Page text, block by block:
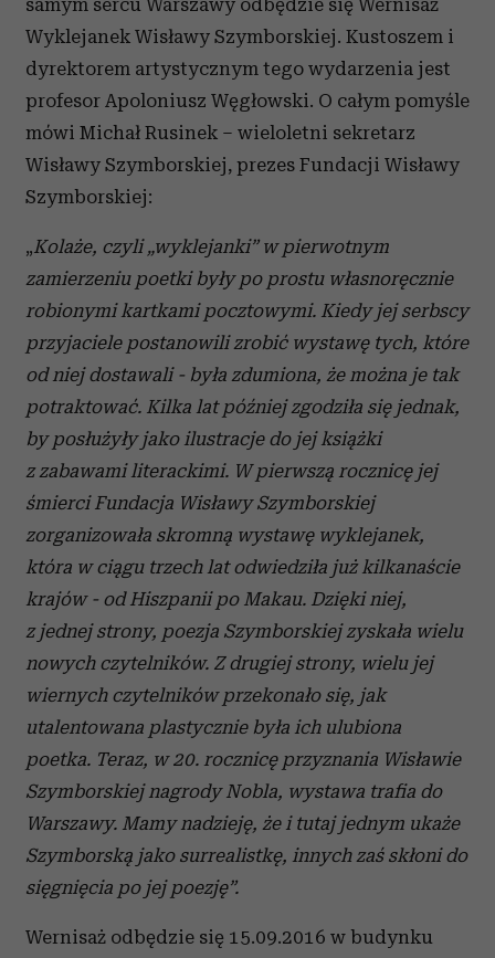
Wyklejanek Wisławy Szymborskiej. Kustoszem i
dyrektorem artystycznym tego wydarzenia jest
profesor Apoloniusz Węgłowski. O całym pomyśle
mówi Michał Rusinek – wieloletni sekretarz
Wisławy Szymborskiej, prezes Fundacji Wisławy
Szymborskiej:
„Kolaże, czyli „wyklejanki” w pierwotnym
zamierzeniu poetki były po prostu własnoręcznie
robionymi kartkami pocztowymi. Kiedy jej serbscy
przyjaciele postanowili zrobić wystawę tych, które
od niej dostawali - była zdumiona, że można je tak
potraktować. Kilka lat później zgodziła się jednak,
by posłużyły jako ilustracje do jej książki
z zabawami literackimi. W pierwszą rocznicę jej
śmierci Fundacja Wisławy Szymborskiej
zorganizowała skromną wystawę wyklejanek,
która w ciągu trzech lat odwiedziła już kilkanaście
krajów - od Hiszpanii po Makau. Dzięki niej,
z jednej strony, poezja Szymborskiej zyskała wielu
nowych czytelników. Z drugiej strony, wielu jej
wiernych czytelników przekonało się, jak
utalentowana plastycznie była ich ulubiona
poetka. Teraz, w 20. rocznicę przyznania Wisławie
Szymborskiej nagrody Nobla, wystawa trafia do
Warszawy. Mamy nadzieję, że i tutaj jednym ukaże
Szymborską jako surrealistkę, innych zaś skłoni do
sięgnięcia po jej poezję”.
Wernisaż odbędzie się 15.09.2016 w budynku